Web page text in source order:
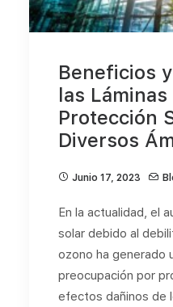
Beneficios
las
Protección
Diversos
Junio 17, 2023
En la actualidad, el
solar debido al
ozono ha generado
preocupación por
efectos dañinos de